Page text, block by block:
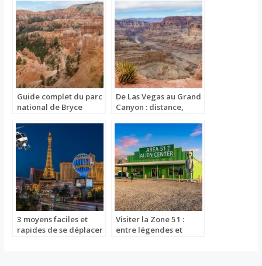
Guide complet du parc
national de Bryce
points de vue et visites
à ne pas manquer
De Las Vegas au Grand
Canyon : distance,
3 moyens faciles et
rapides de se déplacer
Visiter la Zone 51 :
entre légendes et